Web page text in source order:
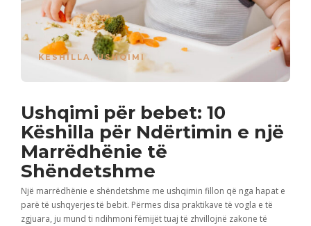
KESHILLA,USHQIMI
Ushqimi për bebet: 10
Këshilla për Ndërtimin e një
Marrëdhënie të
Shëndetshme
Një marrëdhënie e shëndetshme me ushqimin fillon që nga hapat e
parë të ushqyerjes të bebit. Përmes disa praktikave të vogla e të
zgjuara, ju mund ti ndihmoni fëmijët tuaj të zhvillojnë zakone të